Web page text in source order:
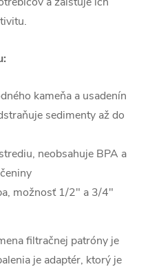
kameňa a usadenín
sedimenty až do
neobsahuje BPA a
možnosť 1/2" a 3/4"
filtračnej patróny je
je adaptér, ktorý je